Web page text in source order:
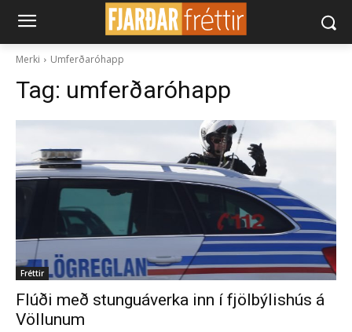
Merki Umferðaróhapp
Tag: umferðaróhapp
Fréttir
Flúði með stunguáverka inn í fjölbýlishús á
Völlunum